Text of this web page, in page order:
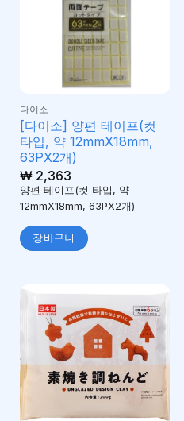
다이소
[다이소] 양편 테이프(컷
타입, 약 12mmX18mm,
63PX2개)
₩2,363
양편 테이프(컷 타입, 약
12mmX18mm, 63PX2개)
장바구니